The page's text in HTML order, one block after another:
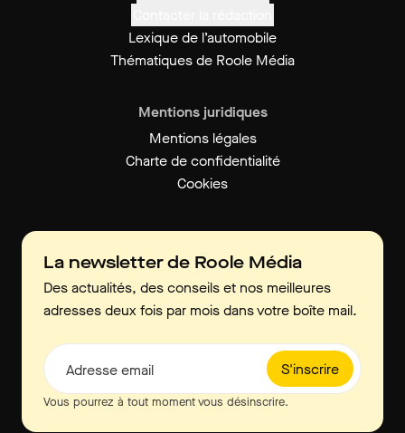
Lexique de l’automobile
Thématiques de Roole Média
Mentions juridiques
Mentions légales
Charte de confidentialité
Cookies
La newsletter de Roole Média
Des actualités, des conseils et nos meilleures
adresses deux fois par mois dans votre boîte mail.
S'inscrire
Adresse email
Vous pourrez à tout moment vous désinscrire.